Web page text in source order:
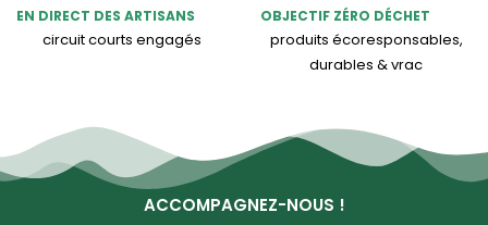
EN DIRECT DES ARTISANS
circuit courts engagés
OBJECTIF ZÉRO DÉCHET
produits écoresponsables,
durables & vrac
ACCOMPAGNEZ-NOUS !